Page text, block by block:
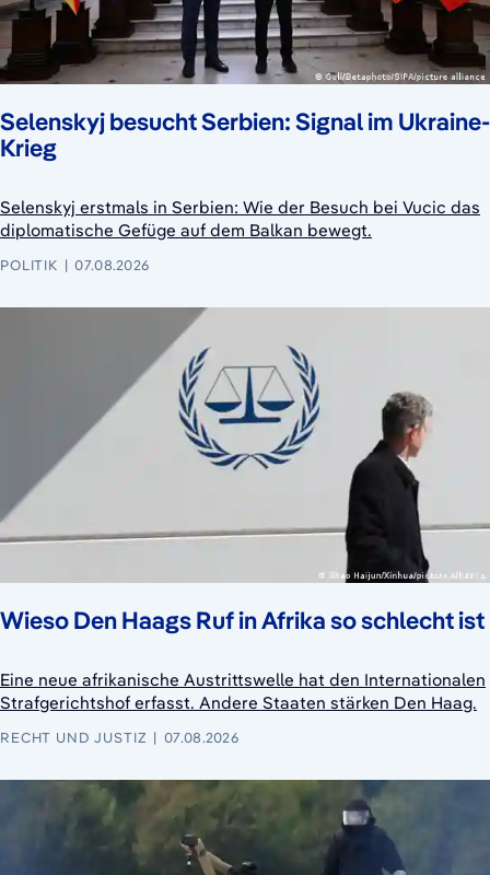
Selenskyj besucht Serbien: Signal im Ukraine-
Krieg
Selenskyj erstmals in Serbien: Wie der Besuch bei Vucic das
diplomatische Gefüge auf dem Balkan bewegt.
POLITIK 07.08.2026
Wieso Den Haags Ruf in Afrika so schlecht ist
Eine neue afrikanische Austrittswelle hat den Internationalen
Strafgerichtshof erfasst. Andere Staaten stärken Den Haag.
RECHT UND JUSTIZ 07.08.2026